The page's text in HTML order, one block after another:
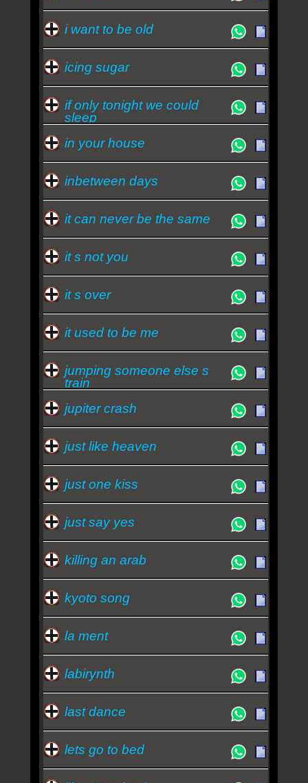
i want to be old
icing sugar
if only tonight we could
sleep
in your house
inbetween days
it can never be the same
it s not you
it s over
it used to be me
jumping someone else s
train
jupiter crash
just like heaven
just one kiss
just say yes
killing an arab
kyoto song
la ment
labirynth
last dance
lets go to bed